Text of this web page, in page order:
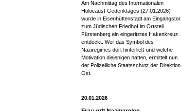
Am Nachmittag des Internationalen
Holocaust-Gedenktages (27.01.2026)
wurde in Eisenhüttenstadt am Eingangstor
zum Jüdischen Friedhof im Ortsteil
Fürstenberg ein eingeritztes Hakenkreuz
entdeckt. Wer das Symbol des
Naziregimes dort hinterließ und welche
Motivation diejenigen hatten, ermittelt nun
der Polizeiliche Staatsschutz der Direktion
Ost.
20.01.2026